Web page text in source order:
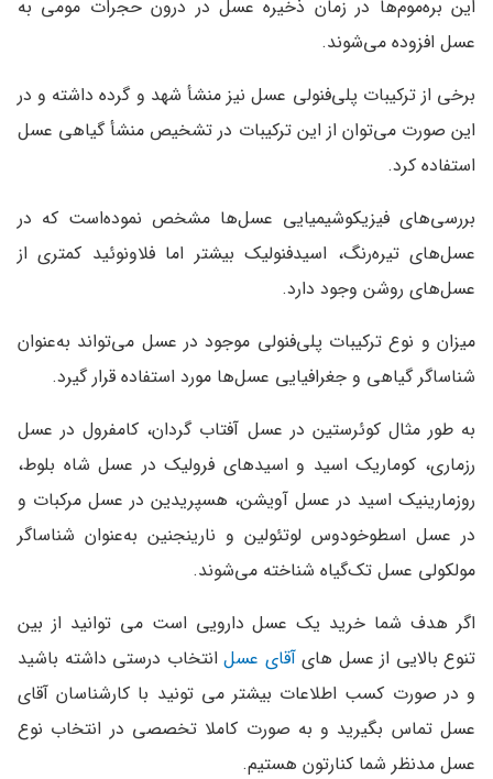
این بره‌موم‌ها در زمان ذخیره عسل در درون حجرات مومی به
عسل افزوده می‌شوند.
برخی از ترکیبات پلی‌فنولی عسل نیز منشأ شهد و گرده داشته و در
این صورت می‌توان از این ترکیبات در تشخیص منشأ گیاهی عسل
استفاده کرد.
بررسی‌های فیزیکوشیمیایی عسل‌ها مشخص نموده‌است که در
عسل‌های تیره‌رنگ، اسیدفنولیک بیشتر اما فلاونوئید کمتری از
عسل‌های روشن وجود دارد.
میزان و نوع ترکیبات پلی‌فنولی موجود در عسل می‌تواند به‌عنوان
شناساگر گیاهی و جغرافیایی عسل‌ها مورد استفاده قرار گیرد.
به طور مثال کوئرستين در عسل آفتاب گردان، کامفرول در عسل
رزماری، کوماریک اسید و اسیدهای فرولیک در عسل شاه بلوط،
روزمارینیک اسید در عسل آویشن، هسپریدین در عسل مرکبات و
در عسل اسطوخودوس لوتئولین و نارینجنین به‌عنوان شناساگر
مولکولی عسل تک‌گیاه شناخته می‌شوند.
اگر هدف شما خرید یک عسل دارویی است می توانید از بین
تنوع بالایی از عسل های آقای عسلانتخاب درستی داشته باشید
و در صورت کسب اطلاعات بیشتر می تونید با کارشناسان آقای
عسل تماس بگیرید و به صورت کاملا تخصصی در انتخاب نوع
عسل مدنظر شما کنارتون هستیم.